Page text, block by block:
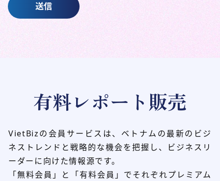
有料レポート販売
VietBizの会員サービスは、ベトナムの最新のビジ
ネストレンドと戦略的な機会を把握し、ビジネスリ
ーダーに向けた情報源です。
「無料会員」と「有料会員」でそれぞれプレミアム